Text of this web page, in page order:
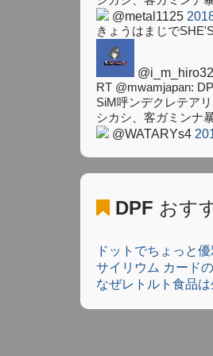
@metal1125
きょうはまじで
RT @mwamjapan:
SiM呼ンデクレテアリ
シカシ、客ガミンナ
@WATARYs4
DPF おす
ドットでちょっと優
サイリウム カード
なぜレトルト食品